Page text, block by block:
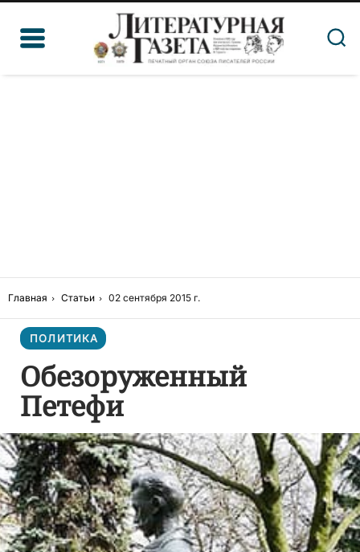
Главная Статьи 02 сентября 2015 г.
ПОЛИТИКА
Обезоруженный
Петефи